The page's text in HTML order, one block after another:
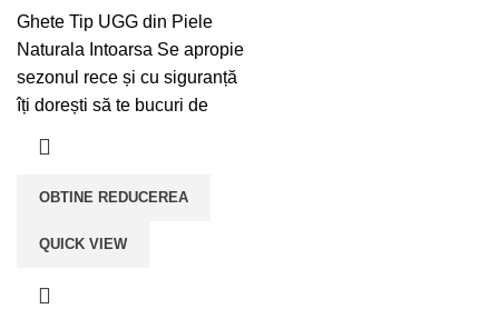
Ghete Tip UGG din Piele
Naturala Intoarsa Se apropie
sezonul rece și cu siguranță
îți dorești să te bucuri de
OBTINE REDUCEREA
QUICK VIEW